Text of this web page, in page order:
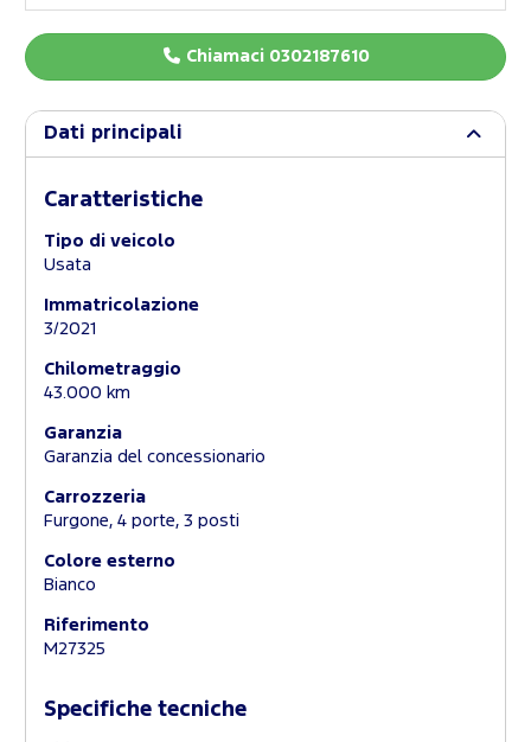
Chiamaci 0302187610
Dati principali
Caratteristiche
Tipo di veicolo
Usata
Immatricolazione
3/2021
Chilometraggio
43.000 km
Garanzia
Garanzia del concessionario
Carrozzeria
Furgone, 4 porte, 3 posti
Colore esterno
Bianco
Riferimento
M27325
Specifiche tecniche